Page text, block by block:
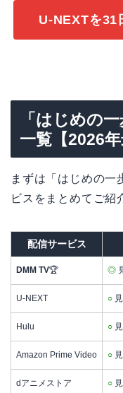
U-NEXTを31
「はじめの
一覧【2026年
まずは「はじめの一
ビスをまとめてご紹
配信サービス
DMM TV🏆 ◎
U-NEXT ○
Hulu ○
Amazon Prime Video ○
dアニメストア ○